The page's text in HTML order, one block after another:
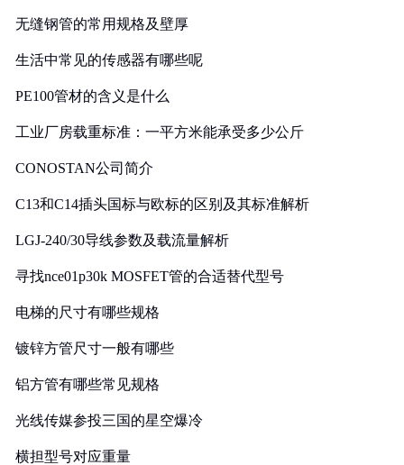
无缝钢管的常用规格及壁厚
生活中常见的传感器有哪些呢
PE100管材的含义是什么
工业厂房载重标准：一平方米能承受多少公斤
CONOSTAN公司简介
C13和C14插头国标与欧标的区别及其标准解析
LGJ-240/30导线参数及载流量解析
寻找nce01p30k MOSFET管的合适替代型号
电梯的尺寸有哪些规格
镀锌方管尺寸一般有哪些
铝方管有哪些常见规格
光线传媒参投三国的星空爆冷
横担型号对应重量